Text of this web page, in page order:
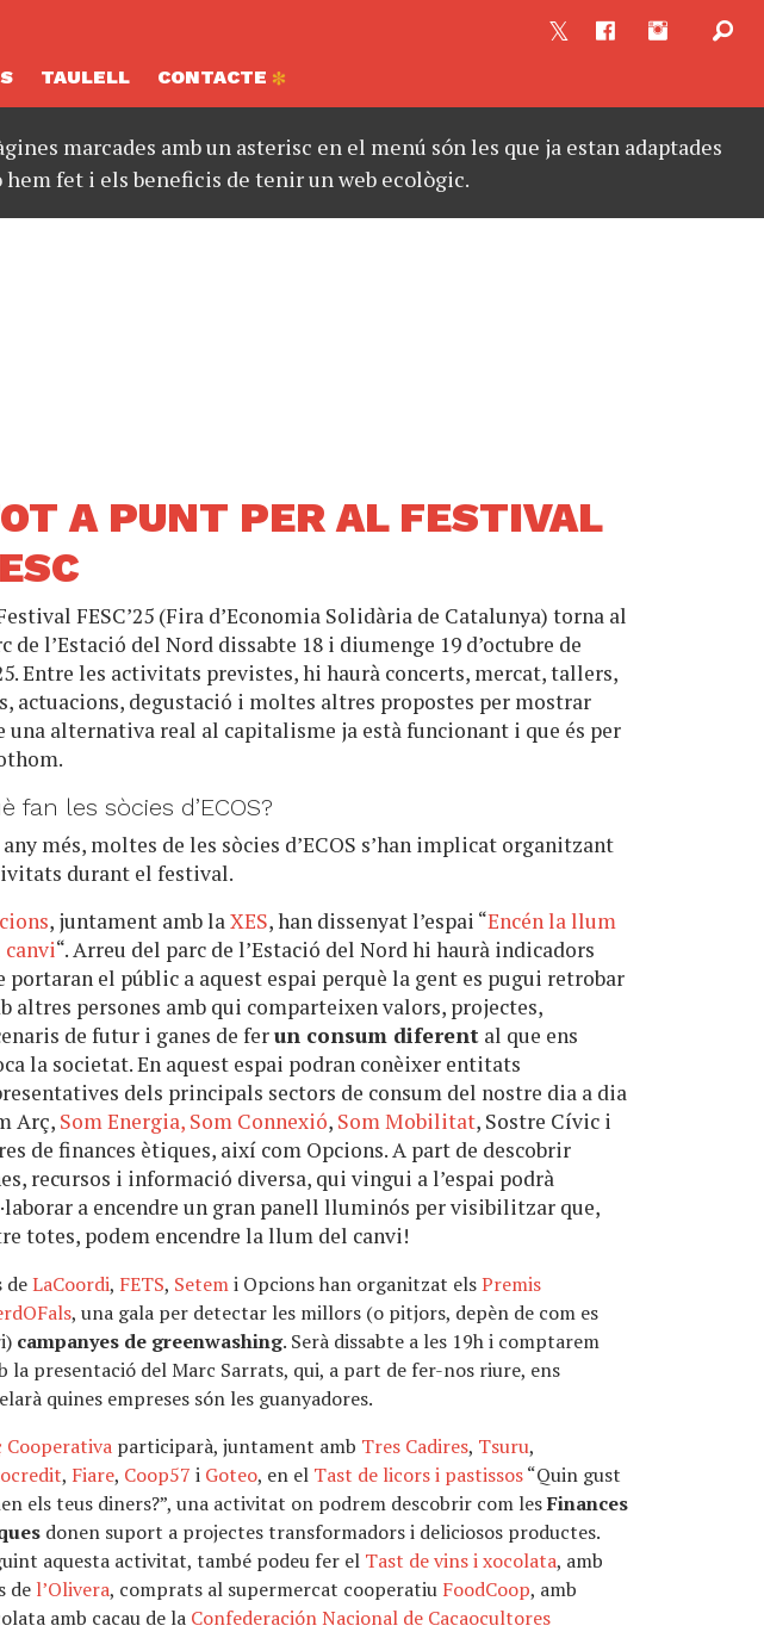
TAULELL CONTACTE
marcades amb un asterisc en el menú són les que ja estan adaptades
fet i els beneficis de tenir un web ecològic.
A PUNT PER AL FESTIVAL
FESC’25 (Fira d’Economia Solidària de Catalunya) torna al
de l’Estació del Nord dissabte 18 i diumenge 19 d’octubre de
Entre les activitats previstes, hi haurà concerts, mercat, tallers,
actuacions, degustació i moltes altres propostes per mostrar
una alternativa real al capitalisme ja està funcionant i que és per
fan les sòcies d’ECOS?
més, moltes de les sòcies d’ECOS s’han implicat organitzant
durant el festival.
, juntament amb laXES, han dissenyat l’espai “Encén la llum
canvi“. Arreu del parc de l’Estació del Nord hi haurà indicadors
portaran el públic a aquest espai perquè la gent es pugui retrobar
altres persones amb qui comparteixen valors, projectes,
de futur i ganes de ferun consum diferent al que ens
la societat. En aquest espai podran conèixer entitats
dels principals sectors de consum del nostre dia a dia
Arç, Som Energia, Som Connexió, Som Mobilitat, Sostre Cívic i
de finances ètiques, així com Opcions. A part de descobrir
recursos i informació diversa, qui vingui a l’espai podrà
a encendre un gran panell lluminós per visibilitzar que,
totes, podem encendre la llum del canvi!
deLaCoordi, FETS, Setemi Opcions han organitzat elsPremis
, una gala per detectar les millors (o pitjors, depèn de com es
campanyes de greenwashing. Serà dissabte a les 19h i comptarem
la presentació del Marc Sarrats, qui, a part de fer-nos riure, ens
quines empreses són les guanyadores.
Cooperativa participarà, juntament amb Tres Cadires, Tsuru,
, Fiare, Coop57 i Goteo, en el Tast de licors i pastissos“Quin gust
els teus diners?”, una activitat on podrem descobrir com lesFinances
donen suport a projectes transformadors i deliciosos productes.
aquesta activitat, també podeu fer el Tast de vins i xocolata, amb
de l’Olivera, comprats al supermercat cooperatiu FoodCoop, amb
amb cacau de la Confederación Nacional de Cacaocultores